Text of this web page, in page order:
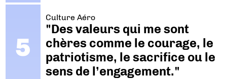
Culture Aéro
"Des valeurs qui me sont
chères comme le courage, le
patriotisme, le sacrifice ou le
sens de l’engagement."